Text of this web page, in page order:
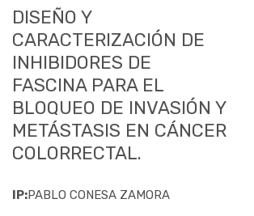
ACCESO PERSONAL
DISEÑO Y
CARACTERIZACIÓN DE
INHIBIDORES DE
FASCINA PARA EL
BLOQUEO DE INVASIÓN Y
METÁSTASIS EN CÁNCER
COLORRECTAL.
IP:PABLO CONESA ZAMORA